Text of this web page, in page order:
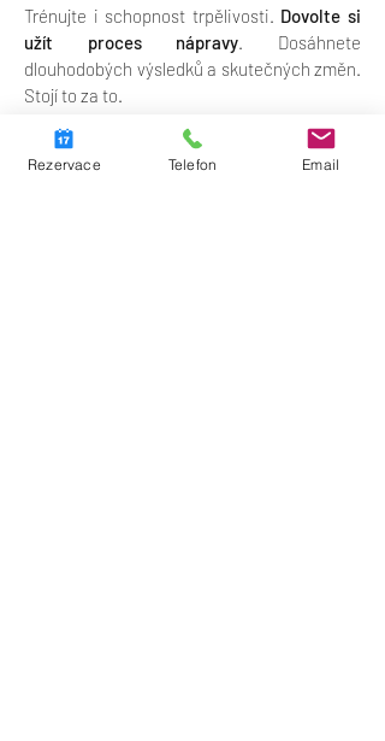
Trénujte i schopnost trpělivosti. Dovolte si
užít proces nápravy. Dosáhnete
dlouhodobých výsledků a skutečných změn.
Stojí to za to.
Rezervace Telefon Email